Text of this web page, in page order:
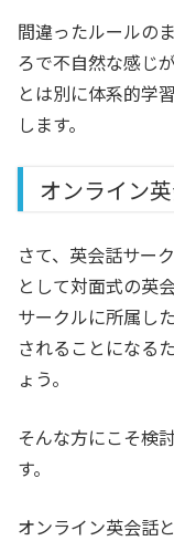
間違ったルールの
ろで不自然な感じ
とは別に体系的学
します。
オンライン
さて、英会話サー
として対面式の英
サークルに所属し
されることになる
ょう。
そんな方にこそ検
す。
オンライン英会話